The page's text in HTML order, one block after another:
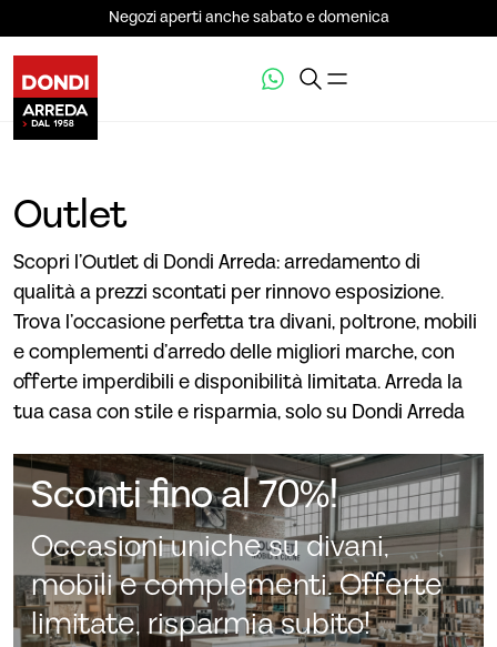
Negozi aperti anche sabato e domenica
Outlet
Scopri l’Outlet di Dondi Arreda: arredamento di
qualità a prezzi scontati per rinnovo esposizione.
Trova l’occasione perfetta tra divani, poltrone, mobili
e complementi d’arredo delle migliori marche, con
offerte imperdibili e disponibilità limitata. Arreda la
tua casa con stile e risparmia, solo su Dondi Arreda
Sconti fino al 70%!
Occasioni uniche su divani,
mobili e complementi. Offerte
limitate, risparmia subito!